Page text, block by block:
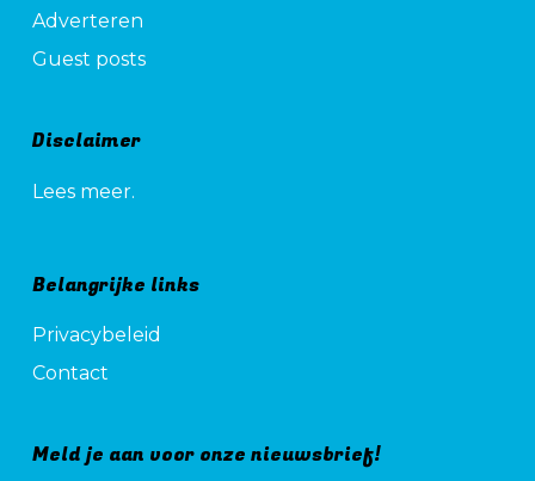
Adverteren
Guest posts
Disclaimer
Lees meer.
Belangrijke links
Privacybeleid
Contact
Meld je aan voor onze nieuwsbrief!